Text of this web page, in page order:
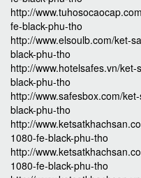
http://
fe-black-phu-tho
http://www.elsoulb.com/ket-
black-phu-tho
http://www.hotelsafes.vn/
black-phu-tho
http://www.safesbox.com/
black-phu-tho
http://
1080-fe-black-phu-tho
http://
1080-fe-black-phu-tho